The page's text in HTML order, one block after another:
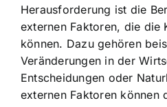
Herausforderung ist die
externen Faktoren, die die
können. Dazu gehören
Veränderungen in der
Entscheidungen oder
externen Faktoren können